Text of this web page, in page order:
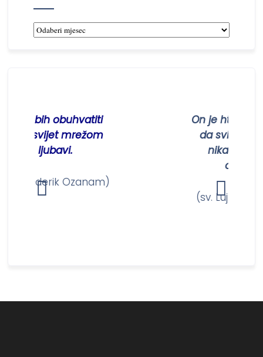
Arhiva
bih obuhvatiti
svijet mrežom
ljubavi.
Ozanam)
On je htio biti na
da svi ljudi ne
nikada od Njega
odijeljeni.
(sv. Lujza de